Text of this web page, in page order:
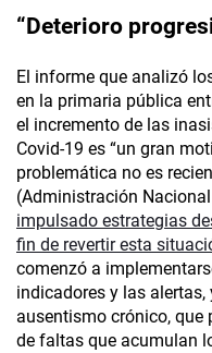
“Deterioro
El informe que analizó
en la primaria pública
el incremento de las
Covid-19 es “un gran
problemática no es
(Administración
impulsado estrategias
fin de revertir esta
comenzó a
indicadores y las
ausentismo crónico, que
de faltas que acumulan